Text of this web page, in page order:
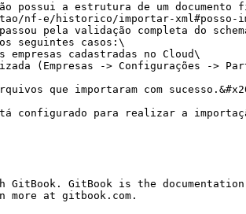
possui a estrutura de um documento
nf-e/historico/importar-xml#posso-
pela validação completa do
seguintes casos:\
que importaram com
configurado para realizar a
GitBook. GitBook is the
at gitbook.com.